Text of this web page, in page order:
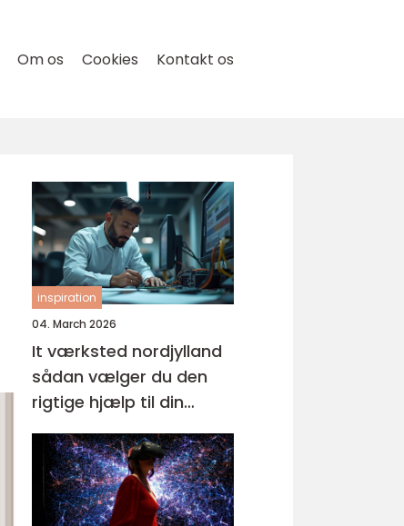
Om os Cookies Kontakt os
inspiration
04. March 2026
It værksted nordjylland
sådan vælger du den
rigtige hjælp til din
computer